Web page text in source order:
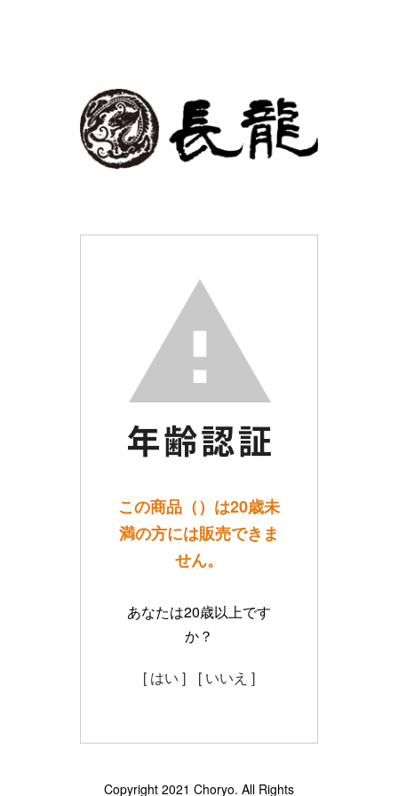
この商品（）は20歳未
満の方には販売できま
せん。
あなたは20歳以上です
か？
[ はい ] [ いいえ ]
Copyright 2021 Choryo. All Rights